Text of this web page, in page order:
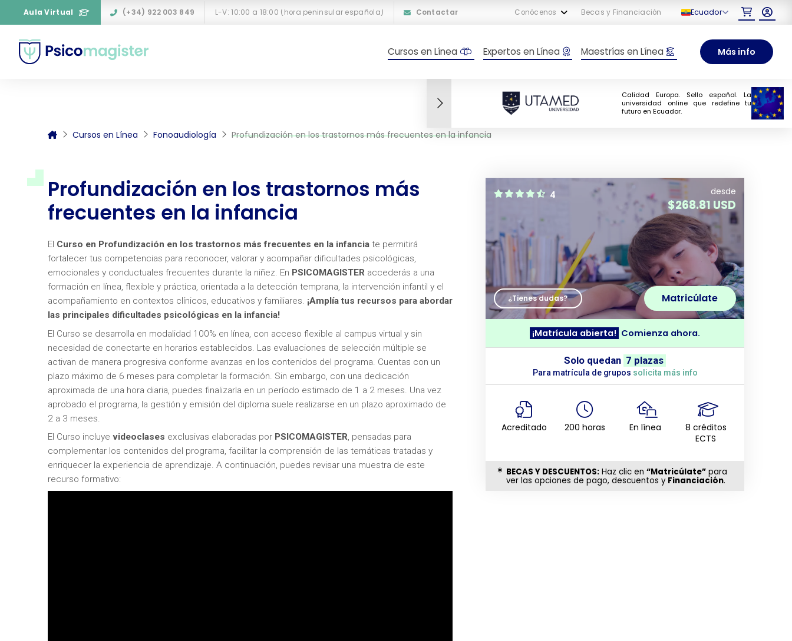
Aula Virtual (+34) 922 003 849 L-V: 10:00 a 18:00 (hora peninsular española) Contactar Conócenos Becas y Financiación Ecuador
Cursos en Línea Expertos en Línea Maestrías en Línea Más info
Calidad Europa. Sello español. La
universidad online que redefine tu
futuro en Ecuador.
Cursos en Línea Fonoaudiología Profundización en los trastornos más frecuentes en la infancia
Profundización en los trastornos más
frecuentes en la infancia
El Curso en Profundización en los trastornos más frecuentes en la infanciate permitirá
fortalecer tus competencias para reconocer, valorar y acompañar dificultades psicológicas,
emocionales y conductuales frecuentes durante la niñez. En PSICOMAGISTER accederás a una
formación en línea, flexible y práctica, orientada a la detección temprana, la intervención infantil y el
acompañamiento en contextos clínicos, educativos y familiares. ¡Amplía tus recursos para abordar
las principales dificultades psicológicas en la infancia!
El Curso se desarrolla en modalidad 100% en línea, con acceso flexible al campus virtual y sin
necesidad de conectarte en horarios establecidos. Las evaluaciones de selección múltiple se
activan de manera progresiva conforme avanzas en los contenidos del programa. Cuentas con un
plazo máximo de 6 meses para completar la formación. Sin embargo, con una dedicación
aproximada de una hora diaria, puedes finalizarla en un período estimado de 1 a 2 meses. Una vez
aprobado el programa, la gestión y emisión del diploma suele realizarse en un plazo aproximado de
2 a 3 meses.
El Curso incluye videoclases exclusivas elaboradas por PSICOMAGISTER, pensadas para
complementar los contenidos del programa, facilitar la comprensión de las temáticas tratadas y
enriquecer la experiencia de aprendizaje. A continuación, puedes revisar una muestra de este
recurso formativo:
4 desde
$268.81 USD
¿Tienes dudas? Matricúlate
¡Matrícula abierta! Comienza ahora.
Solo quedan 7 plazas
Para matrícula de grupos solicita más info
Acreditado 200 horas En línea
8 créditos
ECTS
BECAS Y DESCUENTOS:Haz clic en “Matricúlate”para
ver las opciones de pago, descuentos y Financiación.